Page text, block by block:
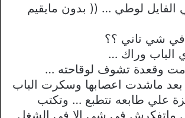
لوطي … (( بدون مايقيم
شي تاني ؟؟
وراك …
وقعدة تشوف لوقاحته …
ماشدت اعصابها وسكرت الباب
علي طابعه تتطبع … وتكتب
ماتفكرش في شي الا في الشغل